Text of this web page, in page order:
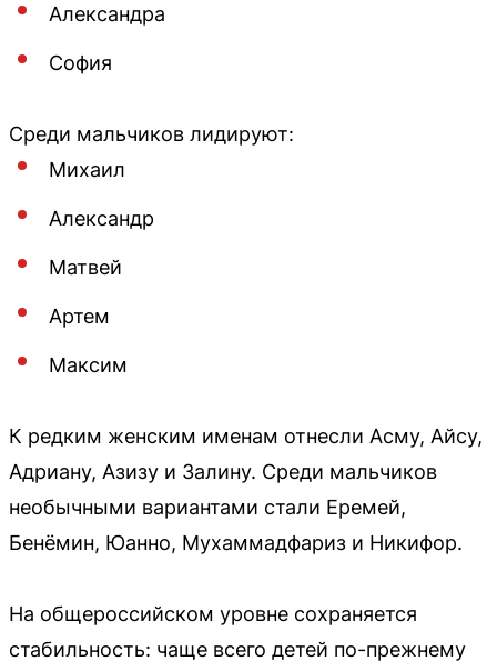
Александра
София
Среди мальчиков лидируют:
Михаил
Александр
Матвей
Артем
Максим
К редким женским именам отнесли Асму, Айсу,
Адриану, Азизу и Залину. Среди мальчиков
необычными вариантами стали Еремей,
Бенёмин, Юанно, Мухаммадфариз и Никифор.
На общероссийском уровне сохраняется
стабильность: чаще всего детей по-прежнему